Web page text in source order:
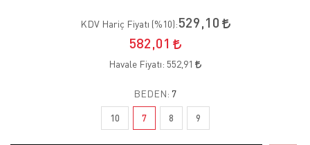
KDV Hariç Fiyatı (%10):529,10
582,01
Havale Fiyatı: 552,91
BEDEN: 7
10 7 8 9